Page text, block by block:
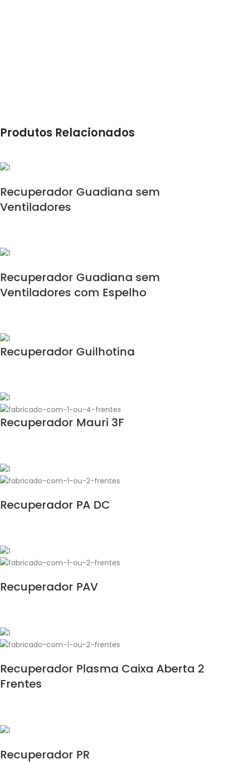
Produtos Relacionados
Recuperador Guadiana sem
Ventiladores
Recuperador Guadiana sem
Ventiladores com Espelho
Recuperador Guilhotina
Recuperador Mauri 3F
Recuperador PA DC
Recuperador PAV
Recuperador Plasma Caixa Aberta 2
Frentes
Recuperador PR